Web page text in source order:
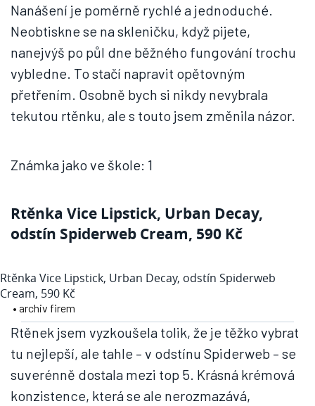
Nanášení je poměrně rychlé a jednoduché.
Neobtiskne se na skleničku, když pijete,
nanejvýš po půl dne běžného fungování trochu
vybledne. To stačí napravit opětovným
přetřením. Osobně bych si nikdy nevybrala
tekutou rtěnku, ale s touto jsem změnila názor.
Známka jako ve škole: 1
Rtěnka Vice Lipstick, Urban Decay,
odstín Spiderweb Cream, 590 Kč
Rtěnka Vice Lipstick, Urban Decay, odstín Spiderweb
Cream, 590 Kč
• archiv firem
Rtěnek jsem vyzkoušela tolik, že je těžko vybrat
tu nejlepší, ale tahle – v odstínu Spiderweb – se
suverénně dostala mezi top 5. Krásná krémová
konzistence, která se ale nerozmazává,